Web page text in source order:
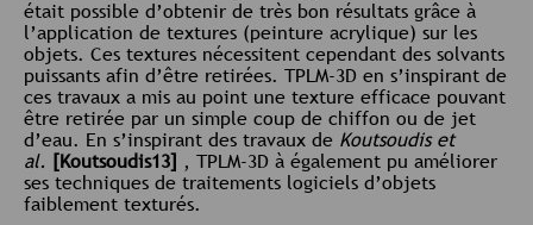
était possible d’obtenir de très bon résultats grâce à
l’application de textures (peinture acrylique) sur les
objets. Ces textures nécessitent cependant des solvants
puissants afin d’être retirées. TPLM-3D en s’inspirant de
ces travaux a mis au point une texture efficace pouvant
être retirée par un simple coup de chiffon ou de jet
d’eau. En s’inspirant des travaux de Koutsoudis et
al. [Koutsoudis13] , TPLM-3D à également pu améliorer
ses techniques de traitements logiciels d’objets
faiblement texturés.